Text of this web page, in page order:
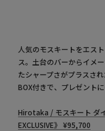
人気のモスキートをエス
ス。土台のバーからイメ
たシャープさがプラスさ
BOX付きで、プレゼントに
Hirotaka / モスキート ダ
EXCLUSIVE》 ¥95,700